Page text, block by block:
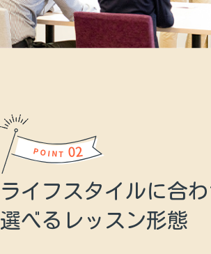
POINT02
ライフスタイルに合
選べる レッスン形態